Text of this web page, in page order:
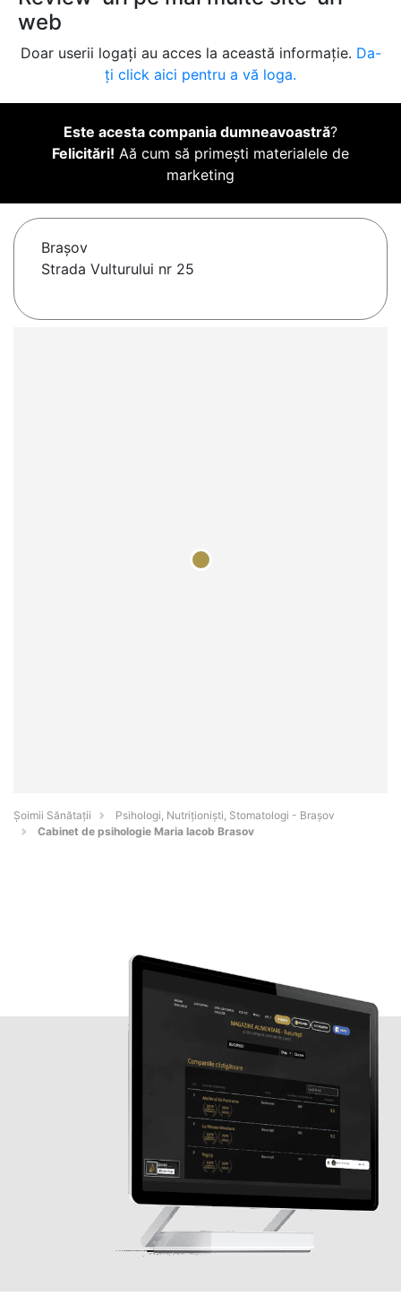
web
Doar userii logați au acces la această informație. Da-
ți click aici pentru a vă loga.
Este acesta compania dumneavoastră?
Felicitări! Aă cum să primești materialele de
marketing
Braşov
Strada Vulturului nr 25
Şoimii Sănătații
Psihologi, Nutriționiști, Stomatologi - Braşov
Cabinet de psihologie Maria Iacob Brasov